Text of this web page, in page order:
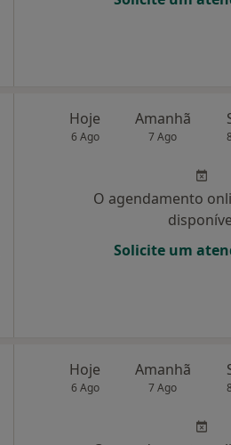
Hoje
6 Ago
Amanhã
7 Ago
O agendamento
Solicite um
Hoje
6 Ago
Amanhã
7 Ago